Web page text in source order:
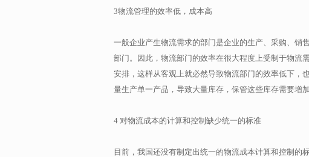
3物流管理的效率低，成本高
一般企业产生物流需求的部门是企业的生产、采购、销
部门。因此，物流部门的效率在很大程度上受制于物流
安排，这样从客观上就必然导致物流部门的效率低下，
量生产单一产品，导致大量库存，保管这些库存需要增
4 对物流成本的计算和控制缺少统一的标准
目前，我国还没有制定出统一的物流成本计算和控制的